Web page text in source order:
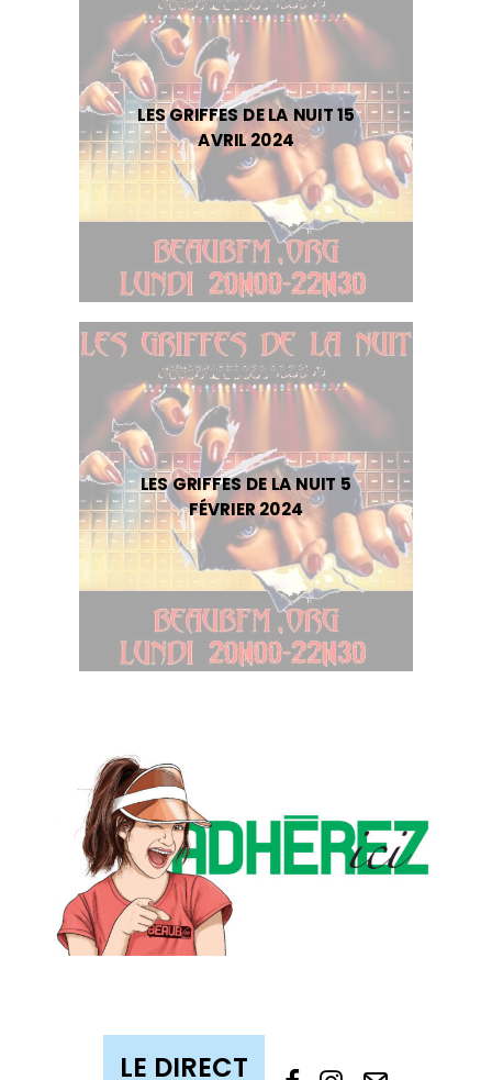
LES GRIFFES DE LA NUIT 15
AVRIL 2024
LES GRIFFES DE LA NUIT 5
FÉVRIER 2024